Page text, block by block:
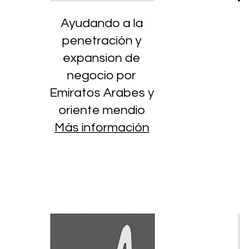
Ayudando a la
penetración y
expansion de
negocio por
Emiratos Arabes y
oriente mendio
Más información